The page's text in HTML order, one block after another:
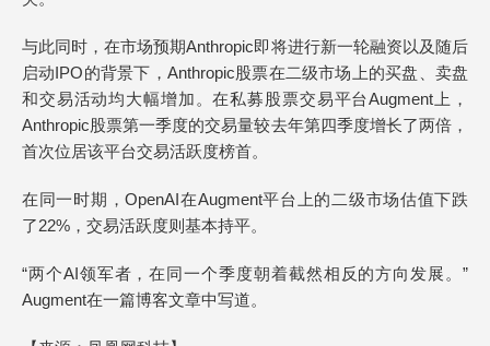
与此同时，在市场预期Anthropic即将进行新一轮融资以及随后
启动IPO的背景下，Anthropic股票在二级市场上的买盘、卖盘
和交易活动均大幅增加。在私募股票交易平台Augment上，
Anthropic股票第一季度的交易量较去年第四季度增长了两倍，
首次位居该平台交易活跃度榜首。
在同一时期，OpenAI在Augment平台上的二级市场估值下跌
了22%，交易活跃度则基本持平。
“两个AI领军者，在同一个季度朝着截然相反的方向发展。”
Augment在一篇博客文章中写道。